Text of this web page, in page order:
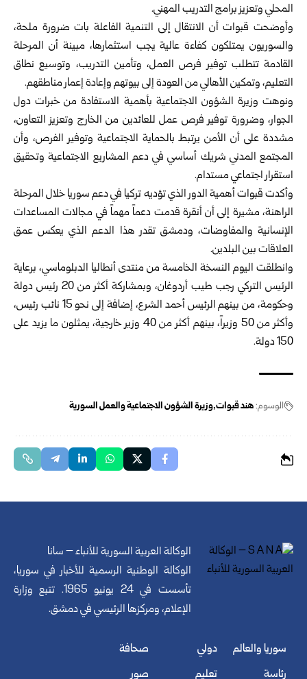
المحلي وتعزيز برامج التدريب المهني.
وأوضحت قبوات أن الانتقال إلى التنمية الفاعلة بات ضرورة ملحة،
والسوريون يمتلكون كفاءة عالية يجب استثمارها، مبينة أن المرحلة
القادمة تتطلب توفير فرص العمل، وتأمين التدريب، وتوسيع نطاق
التعليم، وتمكين الأهالي من العودة إلى بيوتهم وإعادة إعمار مناطقهم.
ونوهت وزيرة الشؤون الاجتماعية بأهمية الاستفادة من خبرات دول
الجوار، وضرورة توفير فرص عمل للعائدين من الخارج وتعزيز التعاون،
مشددة على أن الأمن يرتبط بالحماية الاجتماعية وتوفير الفرص، وأن
المجتمع المدني شريك أساسي في دعم المشاريع الاجتماعية وتحقيق
استقرار اجتماعي مستدام.
وأكدت قبوات أهمية الدور الذي تؤديه تركيا في دعمسورياخلال المرحلة
الراهنة، مشيرة إلى أن أنقرة قدمت دعماً مهماً في مجالات المساعدات
الإنسانية والمفاوضات، ودمشق تقدر هذا الدعم الذي يعكس عمق
العلاقات بين البلدين.
وانطلقت اليوم النسخة الخامسة من منتدى أنطاليا الدبلوماسي، برعاية
الرئيس التركي رجب طيب أردوغان، وبمشاركة أكثر من 20 رئيس دولة
وحكومة، من بينهم الرئيس أحمد الشرع، إضافة إلى نحو 15 نائب رئيس،
وأكثر من 50 وزيراً، بينهم أكثر من 40 وزير خارجية، يمثلون ما يزيد على
150 دولة.
الوسوم:هند قبوات وزيرة الشؤون الاجتماعية والعمل السورية
الوكالة العربية السورية للأنباء – سانا
الوكالة الوطنية الرسمية للأخبار في سوريا،
تأسست في 24 يونيو 1965. تتبع وزارة
الإعلام، ومركزها الرئيسي في دمشق.
سوريا والعالم
رئاسة
دولي
تعليم
صحافة
صور